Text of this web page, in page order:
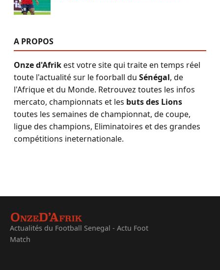
A PROPOS
Onze d'Afrikest votre site qui traite en temps réel
toute l'actualité sur le foorball du Sénégal, de
l'Afrique et du Monde. Retrouvez toutes les infos
mercato, championnats et les buts des Lions
toutes les semaines de championnat, de coupe,
ligue des champions, Eliminatoires et des grandes
compétitions ineternationale.
Actualités du Football Senegal - Actu Foot
Match